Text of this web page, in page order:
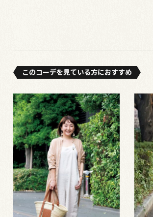
このコーデを⾒ている⽅におすすめ